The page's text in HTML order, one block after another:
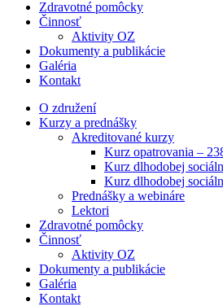
Zdravotné pomôcky
Činnosť
Aktivity OZ
Dokumenty a publikácie
Galéria
Kontakt
O združení
Kurzy a prednášky
Akreditované kurzy
Kurz opatrovania –
Kurz dlhodobej
Kurz dlhodobej
Prednášky a webináre
Lektori
Zdravotné pomôcky
Činnosť
Aktivity OZ
Dokumenty a publikácie
Galéria
Kontakt